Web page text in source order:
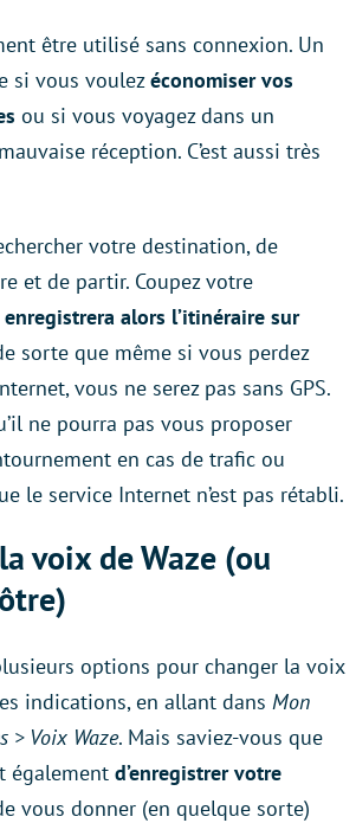
être utilisé sans connexion. Un
si vous voulezéconomiser vos
ou si vous voyagez dans un
réception. C’est aussi très
votre destination, de
et de partir. Coupez votre
enregistrera alors l’itinéraire sur
sorte que même si vous perdez
vous ne serez pas sans GPS.
ne pourra pas vous proposer
en cas de trafic ou
le service Internet n’est pas rétabli.
voix de Waze (ou
options pour changer la voix
indications, en allant dans Mon
> Voix Waze. Mais saviez-vous que
également d’enregistrer votre
vous donner (en quelque sorte)